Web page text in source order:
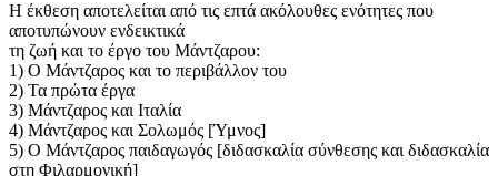
Η έκθεση αποτελείται από τις επτά ακόλουθες ενότητες που
αποτυπώνουν ενδεικτικά
τη ζωή και το έργο του Μάντζαρου:
1) Ο Μάντζαρος και το περιβάλλον του
2) Τα πρώτα έργα
3) Μάντζαρος και Ιταλία
4) Μάντζαρος και Σολωμός [Ύμνος]
5) Ο Μάντζαρος παιδαγωγός [διδασκαλία σύνθεσης και διδασκαλία
στη Φιλαρμονική]